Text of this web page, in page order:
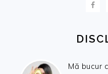
Mă bucur